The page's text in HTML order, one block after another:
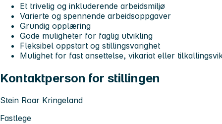
Et trivelig og inkluderende arbeidsmiljø
Varierte og spennende arbeidsoppgaver
Grundig opplæring
Gode muligheter for faglig utvikling
Fleksibel oppstart og stillingsvarighet
Mulighet for fast ansettelse, vikariat eller
Kontaktperson for stillingen
Stein Roar Kringeland
Fastlege